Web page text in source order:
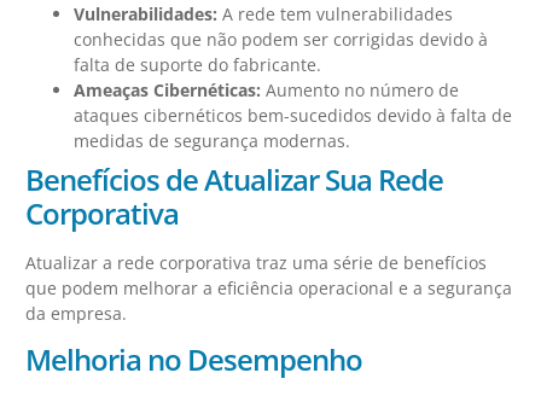
Vulnerabilidades: A rede tem vulnerabilidades
conhecidas que não podem ser corrigidas devido à
falta de suporte do fabricante.
Ameaças Cibernéticas: Aumento no número de
ataques cibernéticos bem-sucedidos devido à falta de
medidas de segurança modernas.
Benefícios de Atualizar Sua Rede
Corporativa
Atualizar a rede corporativa traz uma série de benefícios
que podem melhorar a eficiência operacional e a segurança
da empresa.
Melhoria no Desempenho